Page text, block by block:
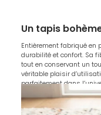
Un tapis
Entièrement fabriqué en
durabilité et confort. Sa
tout en conservant un
véritable plaisir
parfaitement dans
chaleureux, son esprit